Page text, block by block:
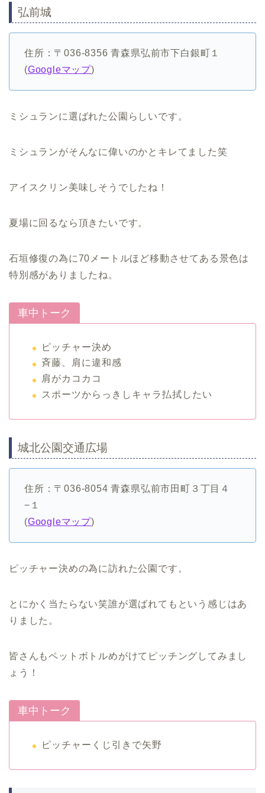
弘前城
住所：〒036-8356 青森県弘前市下白銀町１
(Googleマップ)
ミシュランに選ばれた公園らしいです。
ミシュランがそんなに偉いのかとキレてました笑
アイスクリン美味しそうでしたね！
夏場に回るなら頂きたいです。
石垣修復の為に70メートルほど移動させてある景色は
特別感がありましたね。
車中トーク
ピッチャー決め
斉藤、肩に違和感
肩がカコカコ
スポーツからっきしキャラ払拭したい
城北公園交通広場
住所：〒036-8054 青森県弘前市田町３丁目４
−１
(Googleマップ)
ピッチャー決めの為に訪れた公園です。
とにかく当たらない笑誰が選ばれてもという感じはあ
りました。
皆さんもペットボトルめがけてピッチングしてみまし
ょう！
車中トーク
ピッチャーくじ引きで矢野